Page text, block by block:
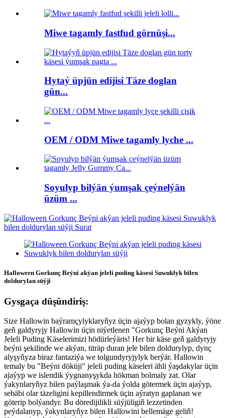
Miwe tagamly fastfud görnüşi...
Hytaý üpjün edijisi Täze doglan
gün...
OEM / ODM Miwe tagamly lyche ...
Soyulyp bilýän ýumşak çeýnelýän
üzüm ...
Halloween Gorkunç Beýni akýan jeleli puding käsesi Suwuklyk bilen
doldurylan süýji
Gysgaça düşündiriş:
Size Hallowin baýramçylyklaryňyz üçin ajaýyp bolan gyzykly, ýöne
geň galdyryjy Hallowin üçin niýetlenen "Gorkunç Beýni Akýan
Jeleli Puding Käselerimizi hödürleýäris! Her bir käse geň galdyryjy
beýni şekilinde we akýan, titräp duran jele bilen doldurylyp, dynç
alyşyňyza biraz fantaziýa we tolgundyryjylyk berýär. Hallowin
temaly bu "Beýni döküji" jeleli puding käseleri ähli ýaşdakylar üçin
ajaýyp we islendik ýygnanyşykda hökman bolmaly zat. Olar
ýakynlaryňyz bilen paýlaşmak ýa-da ýolda götermek üçin ajaýyp,
sebäbi olar täzeligini kepillendirmek üçin aýratyn gaplanan we
göterip bolýandyr. Bu döredijilikli süýjüligiň lezzetinden
peýdalanyp, ýakynlaryňyz bilen Hallowini bellemäge geliň!